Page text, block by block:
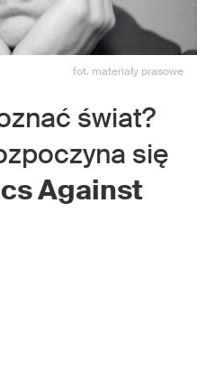
fot. materiały prasowe
świat?
się
Against